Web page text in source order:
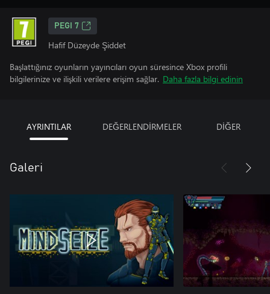
PEGI 7
Hafif Düzeyde Şiddet
Başlattığınız oyunların yayıncıları oyun süresince Xbox profili
bilgilerinize ve ilişkili verilere erişim sağlar. Daha fazla bilgi edinin
AYRINTILAR DEĞERLENDİRMELER DİĞER
Galeri